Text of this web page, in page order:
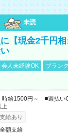
未読
【現金2千円
会人未経験OK
ブラン
時給1500円～ ■週払
上
給あり
額支給